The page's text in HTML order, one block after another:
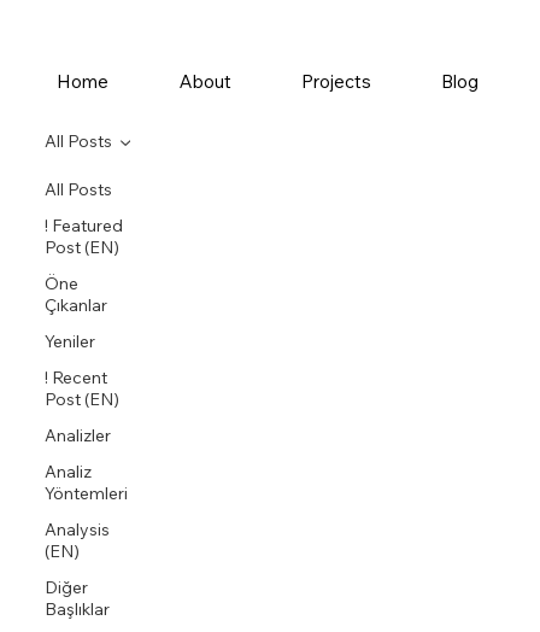
Home About Projects Blog
All Posts
! Featured
Post (EN)
Öne
Çıkanlar
Yeniler
! Recent
Post (EN)
Analizler
Analiz
Yöntemleri
Analysis
(EN)
Diğer
Başlıklar
All Posts